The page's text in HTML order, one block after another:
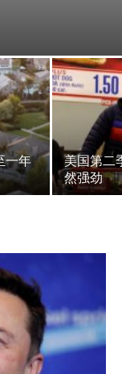
一年
美国第二
然强劲